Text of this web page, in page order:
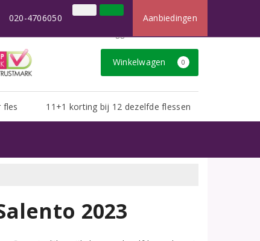
Inloggen Klantenservice
Winkelwagen 0
fles 11+1 korting bij 12 dezelfde flessen
Aanbiedingen
020-4706050
2023